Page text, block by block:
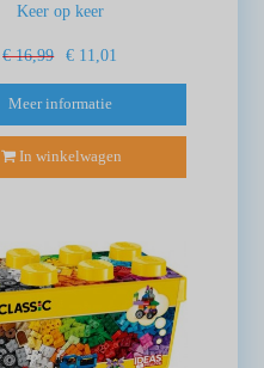
Keer op keer
€ 16,99 € 11,01
Meer informatie
In winkelwagen